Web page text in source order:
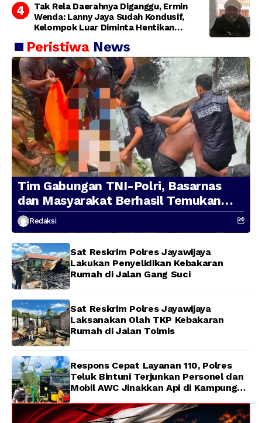
Tak Rela Daerahnya Diganggu, Ermin
Wenda: Lanny Jaya Sudah Kondusif,
Kelompok Luar Diminta Hentikan
Peristiwa News
Tim Gabungan TNI-Polri, Basarnas
dan Masyarakat Berhasil Temukan
Presenter TVRI Papua Barat yang
Hilang di Sungai Memti
Redaksi
Sat Reskrim Polres Jayawijaya
Lakukan Penyelidikan Kebakaran
Rumah di Jalan Gang Suci
Sat Reskrim Polres Jayawijaya
Laksanakan Olah TKP Kebakaran
Rumah di Jalan Tolmis
Respons Cepat Layanan 110, Polres
Teluk Bintuni Terjunkan Personel dan
Mobil AWC Jinakkan Api di Kampung